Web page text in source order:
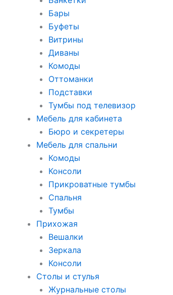
Бары
Буфеты
Витрины
Диваны
Комоды
Оттоманки
Подставки
Тумбы под телевизор
Мебель для кабинета
Бюро и секретеры
Мебель для спальни
Комоды
Консоли
Прикроватные тумбы
Спальня
Тумбы
Прихожая
Вешалки
Зеркала
Консоли
Столы и стулья
Журнальные столы